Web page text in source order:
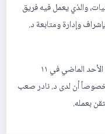
والذي يعمل فيه فريق
وإدارة ومتابعة د.
أول زيارة لجراح التجميل اللبناني الأشهر، كانت الأحد الماضي في ١١
خصوصاً أن لدى د. نادر صعب
بعمله.